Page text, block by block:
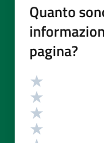
Quanto
pagina?
Valutazione